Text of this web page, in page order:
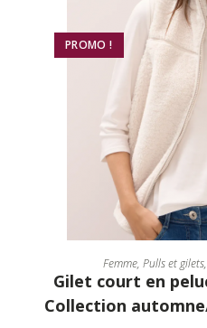
PROMO !
CHOIX
Femme, Pulls et gilets,
Gilet court en
Collection